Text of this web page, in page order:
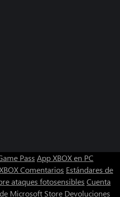
Pass App XBOX en PC
Comentarios Estándares de
ataques fotosensibles Cuenta
Microsoft Store Devoluciones